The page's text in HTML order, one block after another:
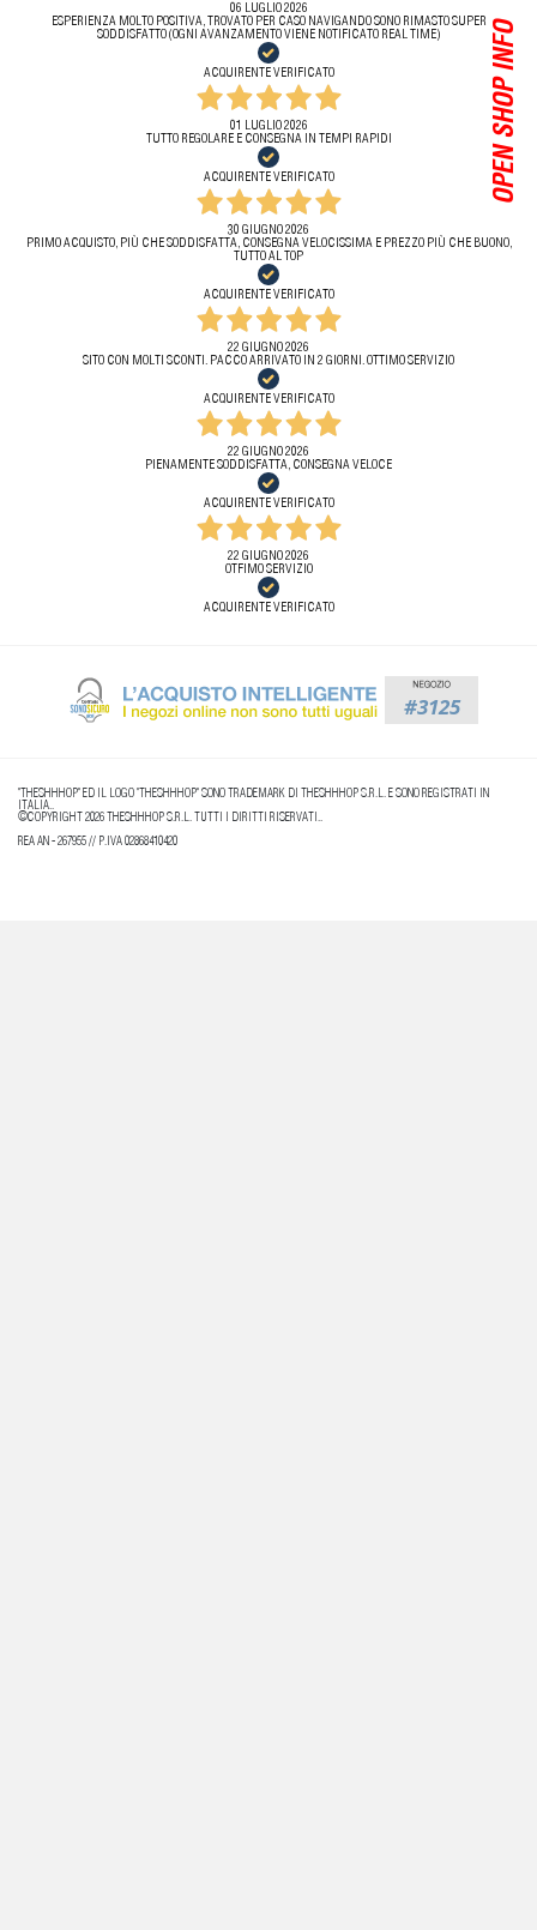
OPEN SHOP INFO
06 LUGLIO 2026
ESPERIENZA MOLTO POSITIVA, TROVATO PER CASO NAVIGANDO SONO RIMASTO SUPER
SODDISFATTO (OGNI AVANZAMENTO VIENE NOTIFICATO REAL TIME)
ACQUIRENTE VERIFICATO
01 LUGLIO 2026
TUTTO REGOLARE E CONSEGNA IN TEMPI RAPIDI
ACQUIRENTE VERIFICATO
30 GIUGNO 2026
PRIMO ACQUISTO, PIÙ CHE SODDISFATTA, CONSEGNA VELOCISSIMA E PREZZO PIÙ CHE BUONO,
TUTTO AL TOP
ACQUIRENTE VERIFICATO
22 GIUGNO 2026
SITO CON MOLTI SCONTI. PACCO ARRIVATO IN 2 GIORNI. OTTIMO SERVIZIO
ACQUIRENTE VERIFICATO
22 GIUGNO 2026
PIENAMENTE SODDISFATTA, CONSEGNA VELOCE
ACQUIRENTE VERIFICATO
22 GIUGNO 2026
OTFIMO SERVIZIO
ACQUIRENTE VERIFICATO
"THESHHHOP" ED IL LOGO "THESHHHOP" SONO TRADEMARK DI THESHHHOP S.R.L. E SONO REGISTRATI IN
ITALIA..
©COPYRIGHT 2026 THESHHHOP S.R.L. TUTTI I DIRITTI RISERVATI..
REA AN - 267955 // P.IVA 02868410420